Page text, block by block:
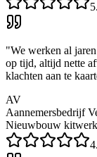
"We werken al
op tijd, altijd nette
klachten aan te
AV
Aannemersbedrijf
Nieuwbouw kitwerk